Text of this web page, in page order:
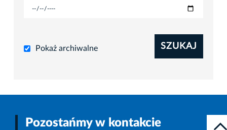
Pokaż archiwalne SZUKAJ
Pozostańmy w kontakcie